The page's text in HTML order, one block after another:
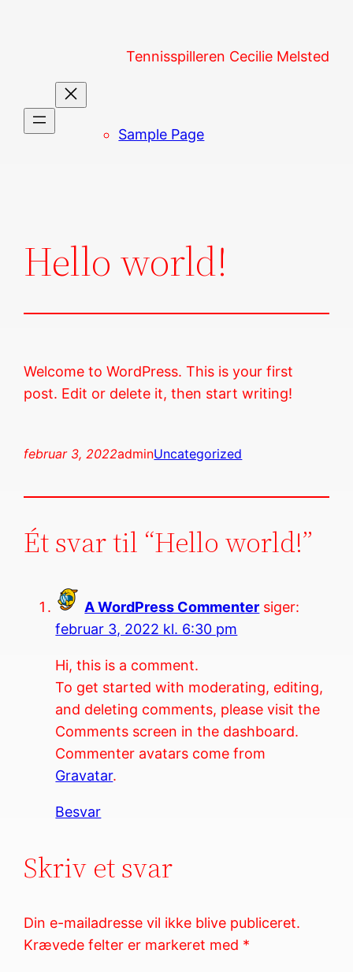
Tennisspilleren Cecilie Melsted
Sample Page
Hello world!
Welcome to WordPress. This is your first
post. Edit or delete it, then start writing!
februar 3, 2022adminUncategorized
Ét svar til “Hello world!”
A WordPress Commenter siger:
februar 3, 2022 kl. 6:30 pm
Hi, this is a comment.
To get started with moderating, editing,
and deleting comments, please visit the
Comments screen in the dashboard.
Commenter avatars come from
Gravatar.
Besvar
Skriv et svar
Din e-mailadresse vil ikke blive publiceret.
Krævede felter er markeret med *